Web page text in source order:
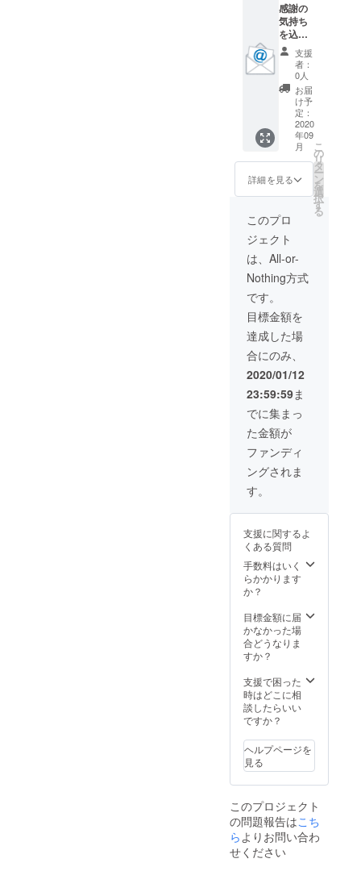
感謝の
気持ち
を込め
てお礼
のメッ
セージ
と、大
会当日
の様子
の写真
と動画
をメー
ルにて
送らせ
ていた
だき、
完成し
たカ
ヌーに
支援者
様のお
名前を
をつけ
させて
いただ
きま
す。 ご
希望の
お名前
を備考
欄にご
記載く
ださ
い。
支援
者：
0人
お届
け予
定：
2020
年09
月
詳細を見る
こ
の
リ
タ
ー
ン
を
選
択
す
る
このプロ
ジェクト
は、All-or-
Nothing方式
です。
目標金額を
達成した場
合にのみ、
2020/01/12
23:59:59ま
でに集まっ
た金額が
ファンディ
ングされま
す。
支援に関するよ
くある質問
手数料はいく
らかかります
か？
目標金額に届
かなかった場
合どうなりま
すか？
支援で困った
時はどこに相
談したらいい
ですか？
ヘルプページを
見る
このプロジェクト
の問題報告はこち
らよりお問い合わ
せください